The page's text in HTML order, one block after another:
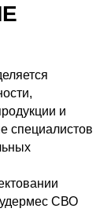
и
специалистов
СВО